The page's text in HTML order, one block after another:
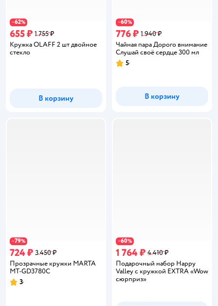
−62%
655 ₽ 1 755 ₽
Кружка OLAFF 2 шт двойное
стекло
В корзину
−60%
776 ₽ 1 940 ₽
Чайная пара Дорого внимание
Слушай своё сердце 300 мл
Рейтинг:
5
В корзину
−79%
724 ₽ 3 450 ₽
Прозрачные кружки MARTA
MT-GD3780C
Рейтинг:
3
−60%
1 764 ₽ 4 410 ₽
Подарочный набор Happy
Valley с кружкой EXTRA «Wow
сюрприз»